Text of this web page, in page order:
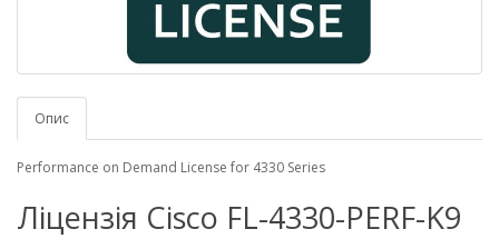
Опис
Performance on Demand License for 4330 Series
Ліцензія Cisco FL-4330-PERF-K9